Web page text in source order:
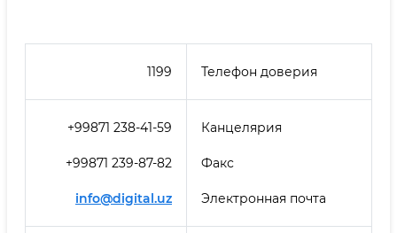
1199 Телефон доверия
+99871 238-41-59
+99871 239-87-82
info@digital.uz
Канцелярия
Факс
Электронная почта